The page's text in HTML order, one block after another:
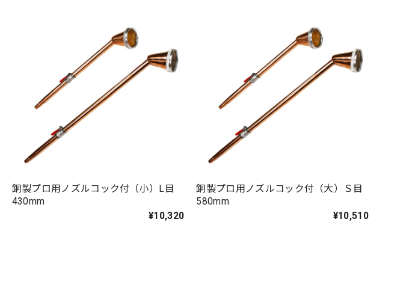
銅製プロ用ノズルコック付（小）L目
430mm
¥10,320
銅製プロ用ノズルコック付（大）Ｓ目
580mm
¥10,510